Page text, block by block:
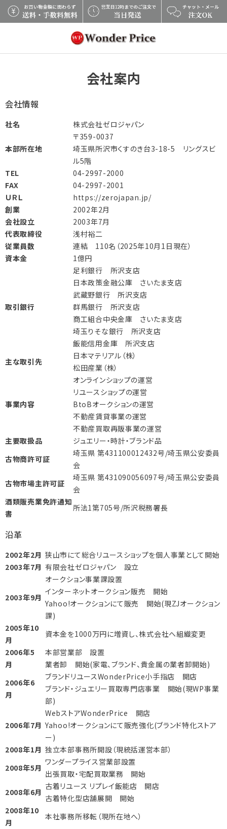
×
会社案内
会社情報
社名 株式会社ゼロジャパン
本部所在地
〒359-0037
埼玉県所沢市くすのき台3-18-5 リングスビ
ル5階
TEL
04-2997-2000
FAX
04-2997-2001
ＵＲＬ
https://zerojapan.jp/
創業
2002年2月
会社設立
2003年7月
代表取締役
浅村裕二
従業員数
連結 110名（2025年10月1日現在）
資本金
1億円
取引銀行
足利銀行 所沢支店
日本政策金融公庫 さいたま支店
武蔵野銀行 所沢支店
群馬銀行 所沢支店
商工組合中央金庫 さいたま支店
埼玉りそな銀行 所沢支店
飯能信用金庫 所沢支店
主な取引先
日本マテリアル（株）
松田産業（株）
事業内容
オンラインショップの運営
リユースショップの運営
BtoBオークションの運営
不動産賃貸事業の運営
不動産買取再販事業の運営
主要取扱品
ジュエリー・時計・ブランド品
古物商許可証
埼玉県 第431100012432号/埼玉県公安委員
会
古物市場主許可証
埼玉県 第431090056097号/埼玉県公安委員
会
酒類販売業免許通知
書
所法1第705号/所沢税務署長
沿革
2002年2月 狭山市にて総合リユースショップを個人事業として開始
2003年7月 有限会社ゼロジャパン 設立
2003年9月
オークション事業課設置
インターネットオークション販売 開始
Yahoo!オークションにて販売 開始(現ZJオークション
課)
2005年10
月
資本金を1000万円に増資し、株式会社へ組織変更
2006年5
月
本部営業部 設置
業者卸 開始(家電、ブランド、貴金属の業者卸開始)
2006年6
月
ブランドリユースWonderPrice小手指店 開店
ブランド・ジュエリー買取専門店事業 開始(現WP事業
部)
2006年7月
WebストアWonderPrice 開店
Yahoo!オークションにて販売強化(ブランド特化ストア
ー)
2008年1月 独立本部事務所開設（現統括運営本部）
2008年5月
ワンダープライス営業部設置
出張買取・宅配買取業務 開始
2008年6月
古着リユース リプレイ飯能店 開店
古着特化型店舗展開 開始
2008年10
月
本社事務所移転（現所在地へ）